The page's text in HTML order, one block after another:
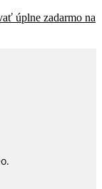
úplne zadarmo na